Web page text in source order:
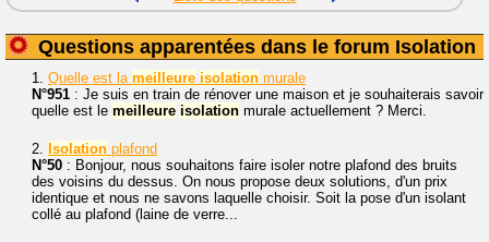
Questions apparentées dans le forum Isolation
1. Quelle est la meilleure isolation murale
N°951 : Je suis en train de rénover une maison et je souhaiterais savoir
quelle est le meilleure isolation murale actuellement ? Merci.
2. Isolation plafond
N°50 : Bonjour, nous souhaitons faire isoler notre plafond des bruits
des voisins du dessus. On nous propose deux solutions, d'un prix
identique et nous ne savons laquelle choisir. Soit la pose d'un isolant
collé au plafond (laine de verre...